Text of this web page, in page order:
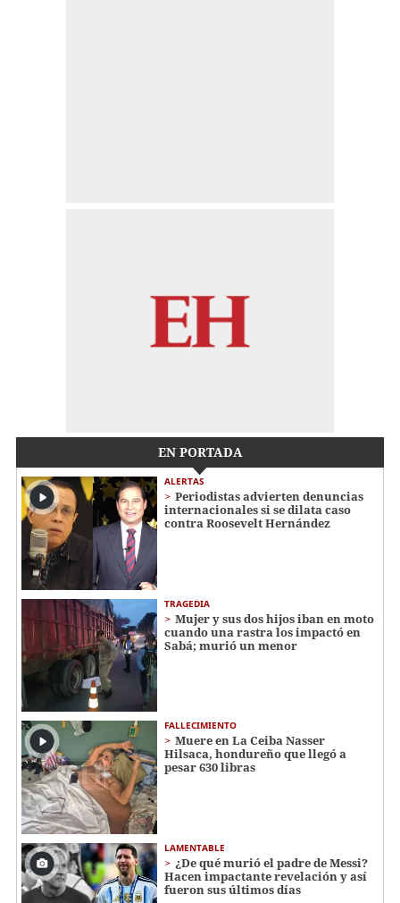
EN PORTADA
ALERTAS
Periodistas advierten denuncias
internacionales si se dilata caso
contra Roosevelt Hernández
TRAGEDIA
Mujer y sus dos hijos iban en moto
cuando una rastra los impactó en
Sabá; murió un menor
FALLECIMIENTO
Muere en La Ceiba Nasser
Hilsaca, hondureño que llegó a
pesar 630 libras
LAMENTABLE
¿De qué murió el padre de Messi?
Hacen impactante revelación y así
fueron sus últimos días